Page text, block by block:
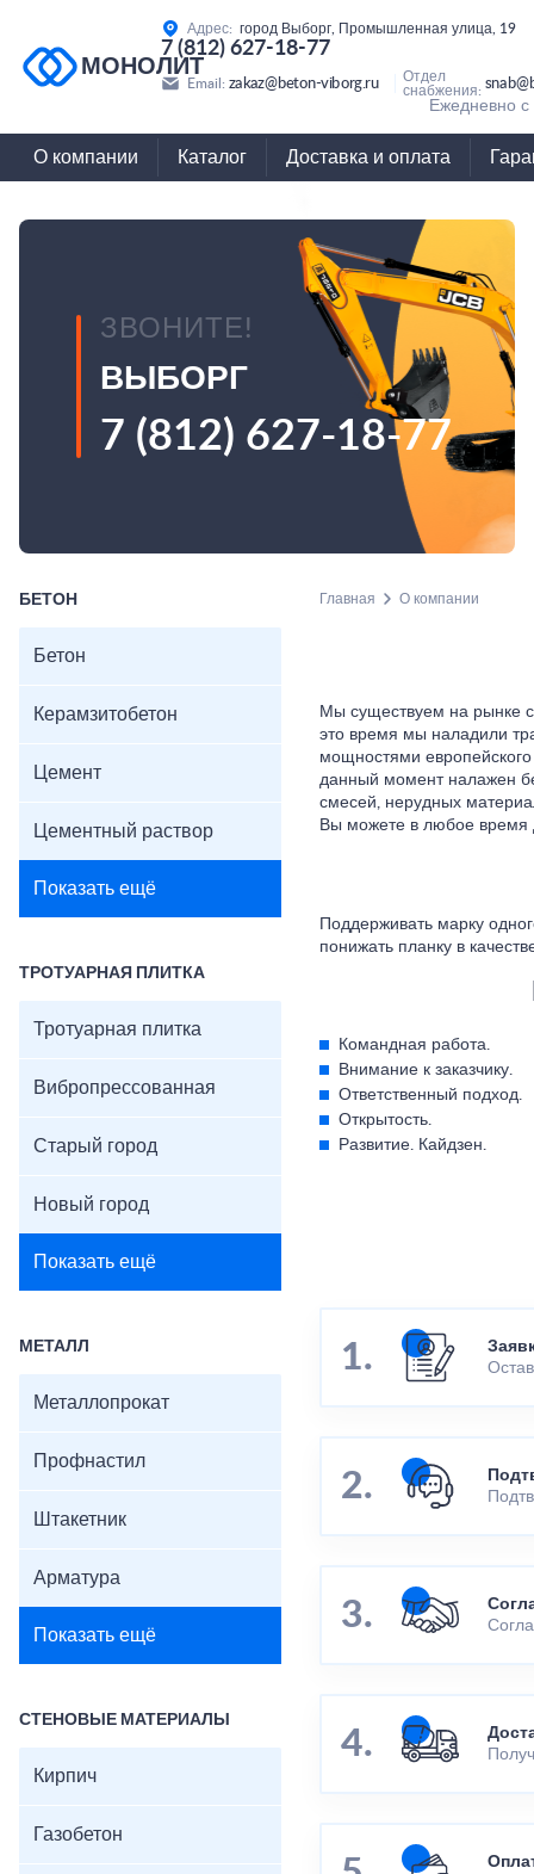
МОНОЛИТ
Адрес: город Выборг, Промышленная улица, 19
7 (812) 627-18-77
Email: zakaz@beton-viborg.ru
Отдел
снабжения:
Ежедневно
О компании Каталог Доставка и оплата
ЗВОНИТЕ!
ВЫБОРГ
7 (812) 627-18-77
БЕТОН
Бетон
Керамзитобетон
Цемент
Цементный раствор
Показать ещё
ТРОТУАРНАЯ ПЛИТКА
Тротуарная плитка
Вибропрессованная
Старый город
Новый город
Показать ещё
МЕТАЛЛ
Металлопрокат
Профнастил
Штакетник
Арматура
Показать ещё
СТЕНОВЫЕ МАТЕРИАЛЫ
Кирпич
Газобетон
Главная О компании
Мы существуем на рынке
это время мы наладили
мощностями
данный момент налажен
смесей, нерудных
Вы можете в любое время
Поддерживать марку
понижать планку в
Командная работа.
Внимание к заказчику.
Ответственный подход.
Открытость.
Развитие. Кайдзен.